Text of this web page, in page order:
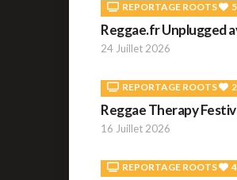
REPORTAGE ROOTS 5
Reggae.fr Unplugged
24 Juillet 2026
REPORTAGE ROOTS 2
Reggae Therapy
16 Juillet 2026
REPORTAGE ROOTS 4